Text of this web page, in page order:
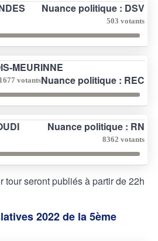
Nuance politique : DSV
503 votants
MEURINNE
Nuance politique : REC
1677 votants
Nuance politique : RN
8362 votants
tour seront publiés à partir de 22h
2022 de la 5ème